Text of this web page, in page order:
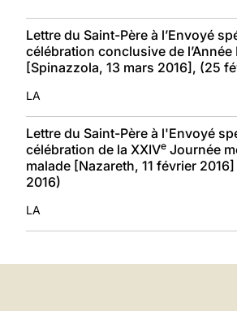
Lettre du Saint-Père à l’Envoyé
célébration conclusive de
[Spinazzola, 13 mars 2016], (25
LA
Lettre du Saint-Père à l'Envoyé
célébration de la XXIVe Journée
malade [Nazareth, 11 février
2016)
LA